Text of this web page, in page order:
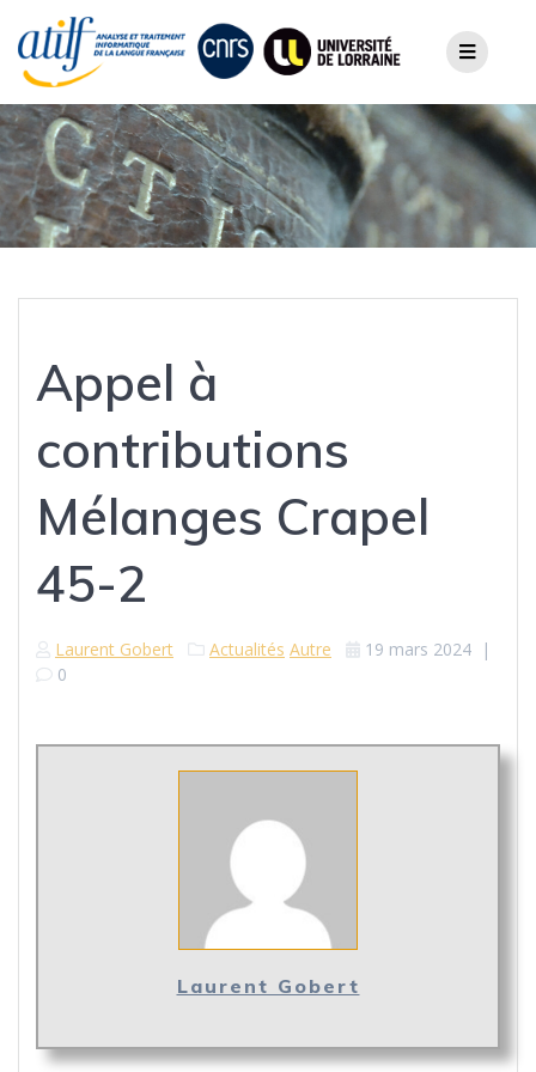
content
Appel à
contributions
Mélanges Crapel
45-2
Laurent Gobert Actualités Autre 19 mars 2024 |
0
Laurent Gobert